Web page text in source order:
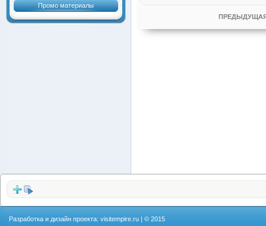
Промо материалы
Разработка и дизайн проекта: visitempire.ru | © 2015